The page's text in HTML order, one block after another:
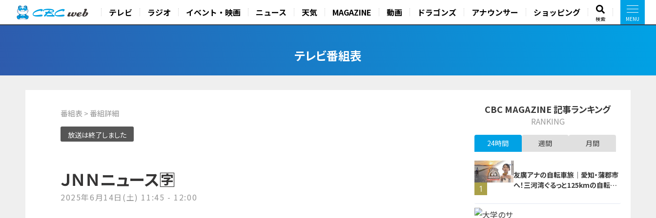
テレビ ラジオ イベント・映画 ニュース 天気 MAGAZINE 動画 ドラゴンズ アナウンサー ショッピング
検索
テレビ番組表
番組表 > 番組詳細
放送は終了しました
ＪＮＮニュース🈑
2025年6月14日(土) 11:45 - 12:00
CBC MAGAZINE 記事ランキング
RANKING
24時間 週間 月間
1
友廣アナの自転車旅｜愛知・蒲郡市
へ！三河湾ぐるっと125kmの自転車